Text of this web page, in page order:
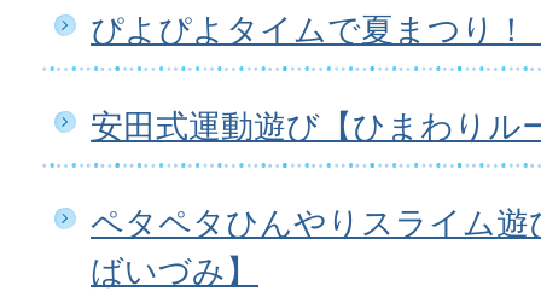
ぴよぴよタイムで夏まつり！
安田式運動遊び【ひまわりル
ペタペタひんやりスライム
ばいづみ】